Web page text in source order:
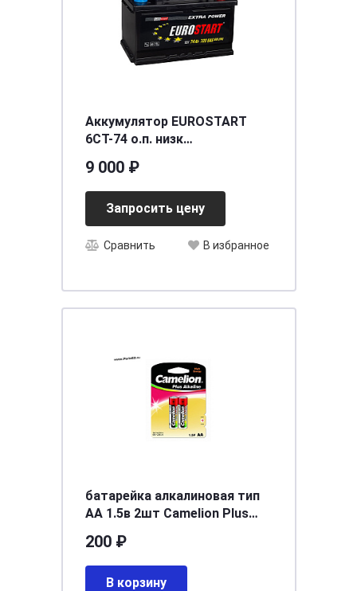
Аккумулятор EUROSTART
6CT-74 о.п. низк
9 000 ₽
Запросить цену
Сравнить В избранное
батарейка алкалиновая тип
АА 1.5в 2шт Camelion Plus
200 ₽
В корзину